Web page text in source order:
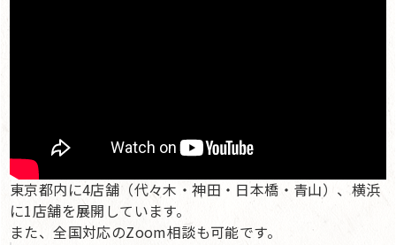
東京都内に4店舗（代々木・神田・日本橋・青山）、横浜
に1店舗を展開しています。
また、全国対応のZoom相談も可能です。